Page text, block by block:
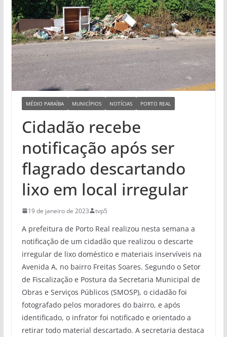
MÉDIO PARAÍBA MUNICÍPIOS NOTÍCIAS PORTO REAL
Cidadão recebe
notificação após ser
flagrado descartando
lixo em local irregular
19 de janeiro de 2023 tvp5
A prefeitura de Porto Real realizou nesta semana a
notificação de um cidadão que realizou o descarte
irregular de lixo doméstico e materiais inservíveis na
Avenida A, no bairro Freitas Soares. Segundo o Setor
de Fiscalização e Postura da Secretaria Municipal de
Obras e Serviços Públicos (SMOSP), o cidadão foi
fotografado pelos moradores do bairro, e após
identificado, o infrator foi notificado e orientado a
retirar todo material descartado. A secretaria destaca